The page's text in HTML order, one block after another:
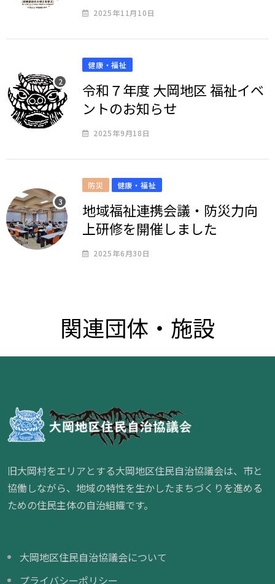
2025年11月10日
健康・福祉
令和７年度 大岡地区 福祉イベ
ントのお知らせ
2025年9月18日
防災 健康・福祉
地域福祉連携会議・防災力向
上研修を開催しました
2025年6月30日
関連団体・施設
旧大岡村をエリアとする大岡地区住民自治協議会は、市と
協働しながら、地域の特性を生かしたまちづくりを進める
ための住民主体の自治組織です。
大岡地区住民自治協議会について
プライバシーポリシー